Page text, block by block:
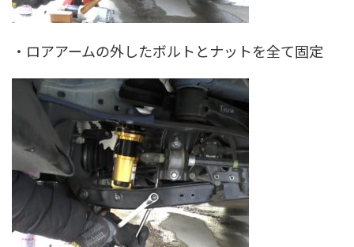
・ロアアームの外したボルトとナットを全て固定